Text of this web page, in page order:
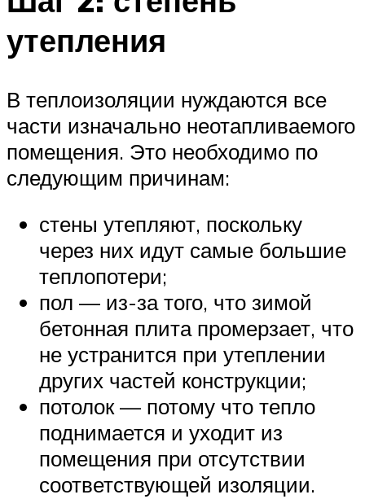
утепления
В теплоизоляции нуждаются все
части изначально неотапливаемого
помещения. Это необходимо по
следующим причинам:
стены утепляют, поскольку
через них идут самые большие
теплопотери;
пол — из-за того, что зимой
бетонная плита промерзает, что
не устранится при утеплении
других частей конструкции;
потолок — потому что тепло
поднимается и уходит из
помещения при отсутствии
соответствующей изоляции.